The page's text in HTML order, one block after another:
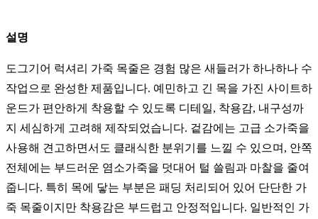
설명
도그기어 럭셔리 가죽 목줄은 경험 많은 새들러가 하나하나 수
작업으로 완성한 제품입니다. 예민하고 긴 목을 가진 사이트하
운드가 편안하게 착용할 수 있도록 디테일, 착용감, 내구성까
지 세심하게 고려해 제작되었습니다. 겉감에는 고급 소가죽을
사용해 견고하면서도 클래식한 분위기를 느낄 수 있으며, 안쪽
전체에는 부드러운 염소가죽을 덧대어 털 쓸림과 마찰을 줄여
줍니다. 특히 목에 닿는 부분은 패딩 처리되어 있어 단단한 가
죽 목줄이지만 착용감은 부드럽고 안정적입니다. 일반적인 가